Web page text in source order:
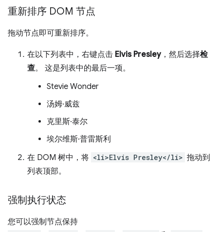
重新排序 DOM 节点
拖动节点即可重新排序。
在以下列表中，右键点击 Elvis Presley，然后选择检
查。 这是列表中的最后一项。
Stevie Wonder
汤姆·威兹
克里斯·泰尔
埃尔维斯·普雷斯利
在 DOM 树中，将 <li>Elvis Presley</li> 拖动到
列表顶部。
强制执行状态
您可以强制节点保持